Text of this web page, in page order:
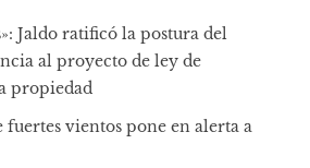
Jaldo ratificó la postura del
al proyecto de ley de
propiedad
vientos pone en alerta a